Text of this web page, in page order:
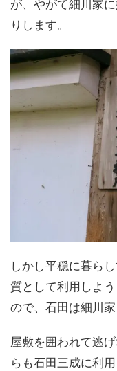
が、やがて細川家
りします。
しかし平穏に暮ら
質として利用しよ
ので、石田は細川
屋敷を囲われて逃
らも石田三成に利